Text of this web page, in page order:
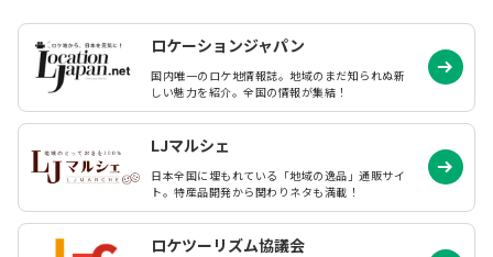
ロケーションジャパン
国内唯一のロケ地情報誌。地域のまだ知られぬ新
しい魅力を紹介。全国の情報が集結！
LJマルシェ
日本全国に埋もれている「地域の逸品」通販サイ
ト。特産品開発から関わりネタも満載！
ロケツーリズム協議会